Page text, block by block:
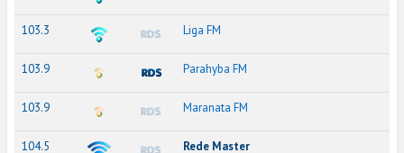
103.3 Liga FM
103.9 Parahyba FM
103.9 Maranata FM
104.5 Rede Master